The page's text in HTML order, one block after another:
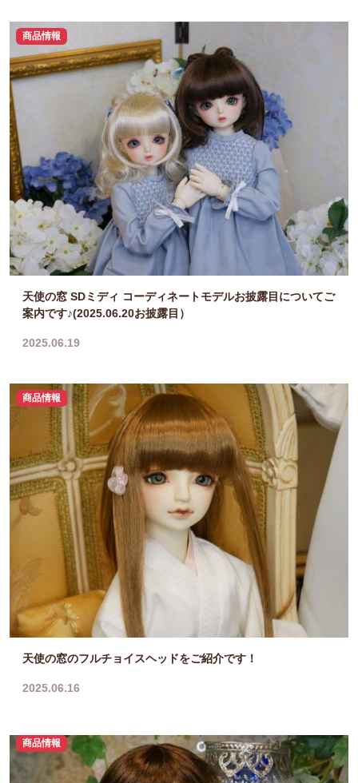
商品情報
天使の窓 SDミディ コーディネートモデルお披露目についてご
案内です♪(2025.06.20お披露目）
2025.06.19
商品情報
天使の窓のフルチョイスヘッドをご紹介です！
2025.06.16
商品情報